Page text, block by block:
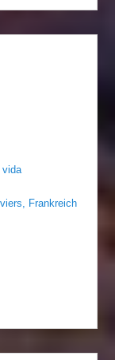
vida
Frankreich